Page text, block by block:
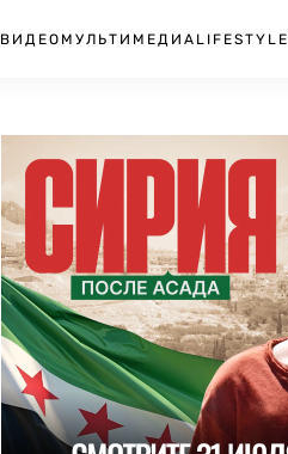
ВИДЕО МУЛЬТИМЕДИА LIFESTYLE